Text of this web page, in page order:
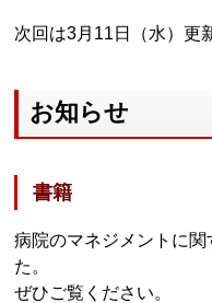
次回は3月11日（水）更
お知らせ
書籍
病院のマネジメントに
た。
ぜひご覧ください。